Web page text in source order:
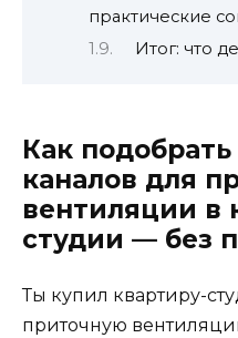
практические
Итог: что
Как
каналов для
вентиляции в
студии — без
Ты купил квартиру-
приточную